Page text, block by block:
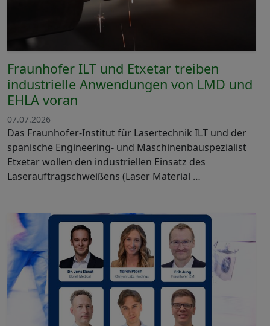
Fraunhofer ILT und Etxetar treiben
industrielle Anwendungen von LMD und
EHLA voran
07.07.2026
Das Fraunhofer-Institut für Lasertechnik ILT und der
spanische Engineering- und Maschinenbauspezialist
Etxetar wollen den industriellen Einsatz des
Laserauftragschweißens (Laser Material …